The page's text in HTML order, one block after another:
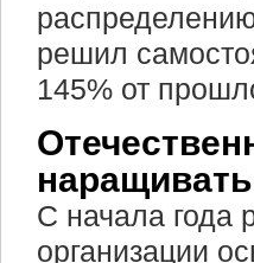
решил
145% от
С начала года
организации